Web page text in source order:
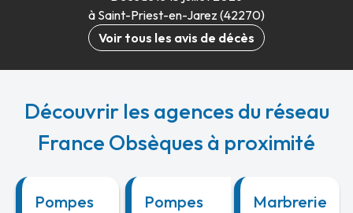
à Saint-Priest-en-Jarez (42270)
Voir tous les avis de décès
Découvrir les agences du réseau
France Obsèques à proximité
Pompes
Pompes
Marbrerie